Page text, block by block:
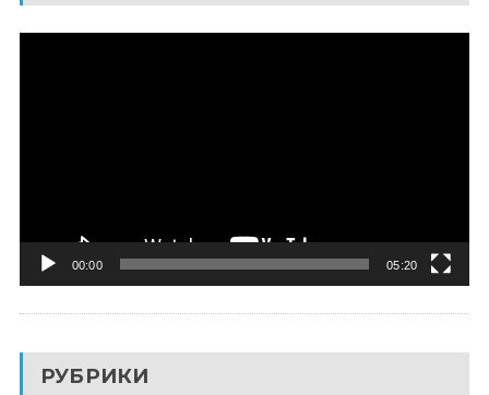
00:00 05:20
РУБРИКИ